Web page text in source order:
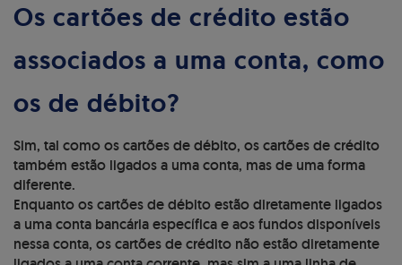
Os cartões de crédito estão
associados a uma conta, como
os de débito?
Sim, tal como os cartões de débito, os cartões de crédito
também estão ligados a uma conta, mas de uma forma
diferente.
Enquanto os cartões de débito estão diretamente ligados
a uma conta bancária específica e aos fundos disponíveis
nessa conta, os cartões de crédito não estão diretamente